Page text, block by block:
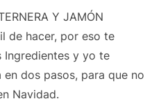
Y JAMÓN
de hacer, por eso te
Ingredientes y yo te
dos pasos, para que no
Navidad.